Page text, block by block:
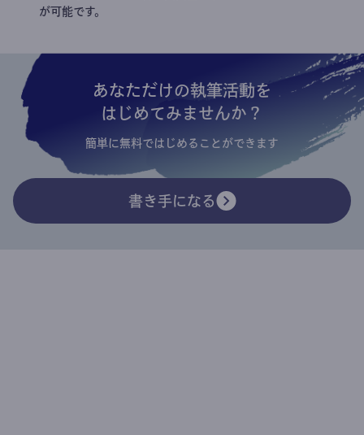
が可能です。
あなただけの執筆活動を
はじめてみませんか？
簡単に無料ではじめることができます
書き手になる